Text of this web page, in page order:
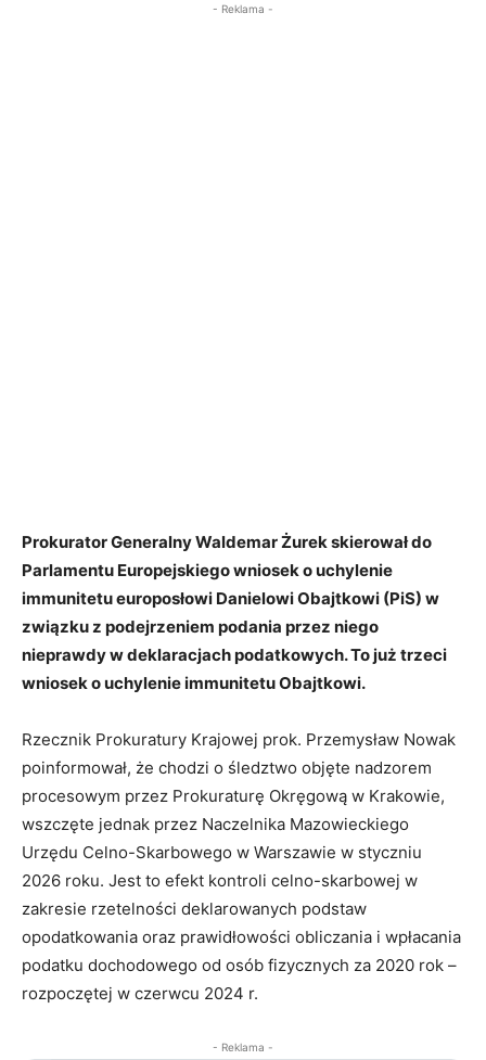
- Reklama -
Prokurator Generalny Waldemar Żurek skierował do
Parlamentu Europejskiego wniosek o uchylenie
immunitetu europosłowi Danielowi Obajtkowi (PiS) w
związku z podejrzeniem podania przez niego
nieprawdy w deklaracjach podatkowych. To już trzeci
wniosek o uchylenie immunitetu Obajtkowi.
Rzecznik Prokuratury Krajowej prok. Przemysław Nowak
poinformował, że chodzi o śledztwo objęte nadzorem
procesowym przez Prokuraturę Okręgową w Krakowie,
wszczęte jednak przez Naczelnika Mazowieckiego
Urzędu Celno-Skarbowego w Warszawie w styczniu
2026 roku. Jest to efekt kontroli celno-skarbowej w
zakresie rzetelności deklarowanych podstaw
opodatkowania oraz prawidłowości obliczania i wpłacania
podatku dochodowego od osób fizycznych za 2020 rok –
rozpoczętej w czerwcu 2024 r.
- Reklama -